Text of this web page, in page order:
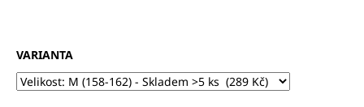
VARIANTA
o
r
u